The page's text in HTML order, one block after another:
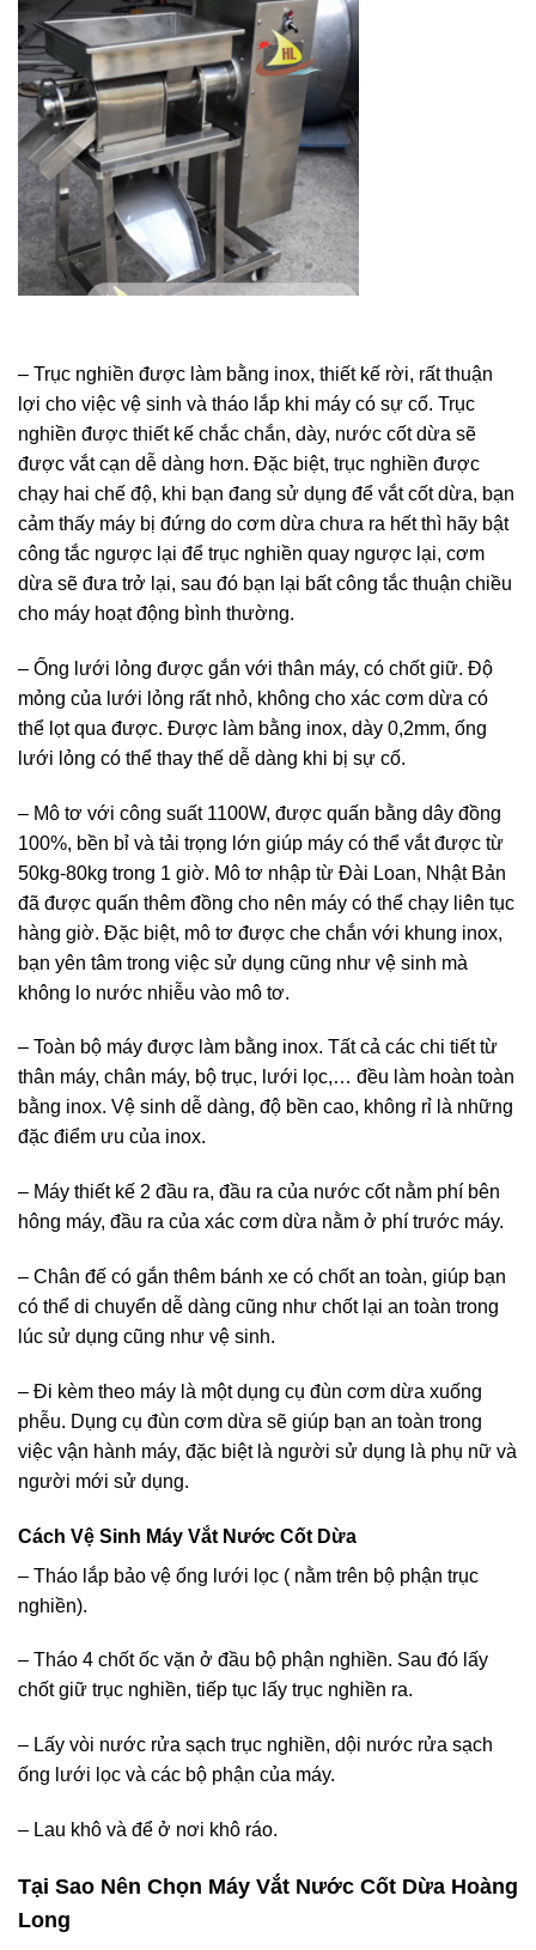
– Trục nghiền được làm bằng inox, thiết kế rời, rất thuận
lợi cho việc vệ sinh và tháo lắp khi máy có sự cố. Trục
nghiền được thiết kế chắc chắn, dày, nước cốt dừa sẽ
được vắt cạn dễ dàng hơn. Đặc biệt, trục nghiền được
chạy hai chế độ, khi bạn đang sử dụng để vắt cốt dừa, bạn
cảm thấy máy bị đứng do cơm dừa chưa ra hết thì hãy bật
công tắc ngược lại để trục nghiền quay ngược lại, cơm
dừa sẽ đưa trở lại, sau đó bạn lại bất công tắc thuận chiều
cho máy hoạt động bình thường.
– Ống lưới lỏng được gắn với thân máy, có chốt giữ. Độ
mỏng của lưới lỏng rất nhỏ, không cho xác cơm dừa có
thể lọt qua được. Được làm bằng inox, dày 0,2mm, ống
lưới lỏng có thể thay thế dễ dàng khi bị sự cố.
– Mô tơ với công suất 1100W, được quấn bằng dây đồng
100%, bền bỉ và tải trọng lớn giúp máy có thể vắt được từ
50kg-80kg trong 1 giờ. Mô tơ nhập từ Đài Loan, Nhật Bản
đã được quấn thêm đồng cho nên máy có thể chạy liên tục
hàng giờ. Đặc biệt, mô tơ được che chắn với khung inox,
bạn yên tâm trong việc sử dụng cũng như vệ sinh mà
không lo nước nhiễu vào mô tơ.
– Toàn bộ máy được làm bằng inox. Tất cả các chi tiết từ
thân máy, chân máy, bộ trục, lưới lọc,… đều làm hoàn toàn
bằng inox. Vệ sinh dễ dàng, độ bền cao, không rỉ là những
đặc điểm ưu của inox.
– Máy thiết kế 2 đầu ra, đầu ra của nước cốt nằm phí bên
hông máy, đầu ra của xác cơm dừa nằm ở phí trước máy.
– Chân đế có gắn thêm bánh xe có chốt an toàn, giúp bạn
có thể di chuyển dễ dàng cũng như chốt lại an toàn trong
lúc sử dụng cũng như vệ sinh.
– Đi kèm theo máy là một dụng cụ đùn cơm dừa xuống
phễu. Dụng cụ đùn cơm dừa sẽ giúp bạn an toàn trong
việc vận hành máy, đặc biệt là người sử dụng là phụ nữ và
người mới sử dụng.
Cách Vệ Sinh Máy Vắt Nước Cốt Dừa
– Tháo lắp bảo vệ ống lưới lọc ( nằm trên bộ phận trục
nghiền).
– Tháo 4 chốt ốc vặn ở đầu bộ phận nghiền. Sau đó lấy
chốt giữ trục nghiền, tiếp tục lấy trục nghiền ra.
– Lấy vòi nước rửa sạch trục nghiền, dội nước rửa sạch
ống lưới lọc và các bộ phận của máy.
– Lau khô và để ở nơi khô ráo.
Tại Sao Nên Chọn Máy Vắt Nước Cốt Dừa Hoàng
Long